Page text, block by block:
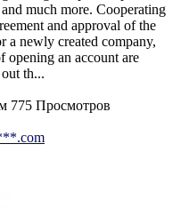
much more. Cooperating
and approval of the
a newly created company,
opening an account are
th...
775 Просмотров